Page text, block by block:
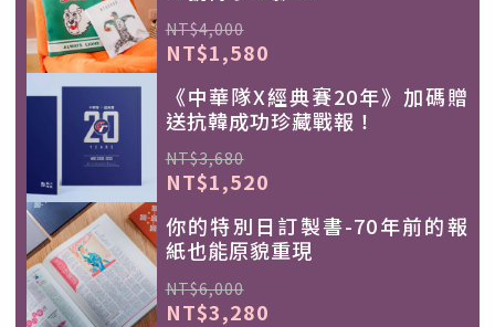
NT$4,000
NT$1,580
《中華隊X經典賽20年》加碼贈
送抗韓成功珍藏戰報！
NT$3,680
NT$1,520
你的特別日訂製書-70年前的報
紙也能原貌重現
NT$6,000
NT$3,280